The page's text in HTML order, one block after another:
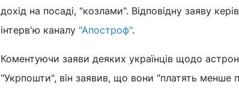
дохід на посаді, "козлами". Відповідну заяву
інтерв'ю каналу "Апостроф".
Коментуючи заяви деяких українців щодо
"Укрпошти", він заявив, що вони "платять менше